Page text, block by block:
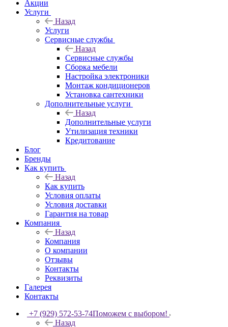
Акции
Услуги
Назад
Услуги
Сервисные службы
Назад
Сервисные службы
Сборка мебели
Настройка электроники
Монтаж кондиционеров
Установка сантехники
Дополнительные услуги
Назад
Дополнительные услуги
Утилизация техники
Кредитование
Блог
Бренды
Как купить
Назад
Как купить
Условия оплаты
Условия доставки
Гарантия на товар
Компания
Назад
Компания
О компании
Отзывы
Контакты
Реквизиты
Галерея
Контакты
+7 (929) 572-53-74Поможем с выбором!
Назад